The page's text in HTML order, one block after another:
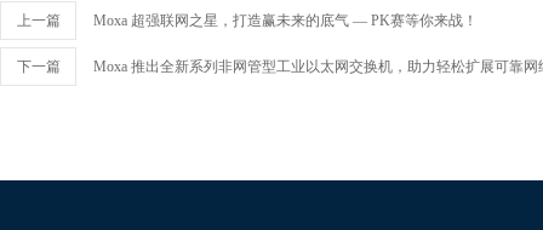
上一篇 Moxa 超强联网之星，打造赢未来的底气 — PK赛等你来战！
下一篇 Moxa 推出全新系列非网管型工业以太网交换机，助力轻松扩展可靠网